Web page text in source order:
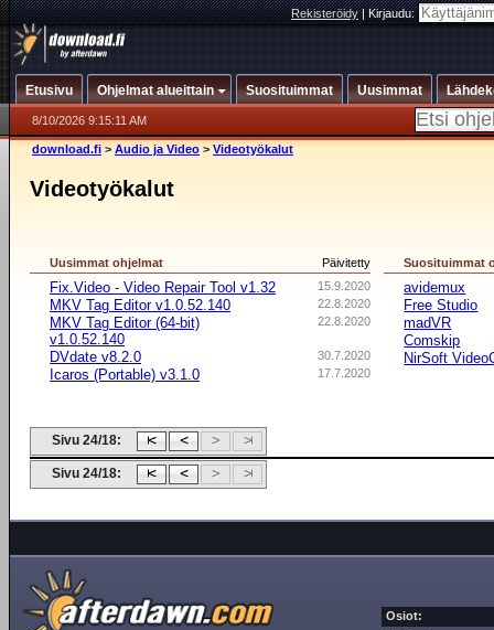
Rekisteröidy|Kirjaudu:
Etusivu Ohjelmat alueittain Suosituimmat Uusimmat
8/10/2026 9:15:11 AM
download.fi > Audio ja Video > Videotyökalut
Videotyökalut
Päivitetty
Uusimmat ohjelmat
15.9.2020
Fix.Video - Video Repair Tool v1.32
22.8.2020
MKV Tag Editor v1.0.52.140
22.8.2020
MKV Tag Editor (64-bit)
v1.0.52.140
30.7.2020
DVdate v8.2.0
17.7.2020
Icaros (Portable) v3.1.0
Suosituimmat
avidemux
Free Studio
madVR
Comskip
NirSoft
Sivu 24/18:
Sivu 24/18:
Osiot: